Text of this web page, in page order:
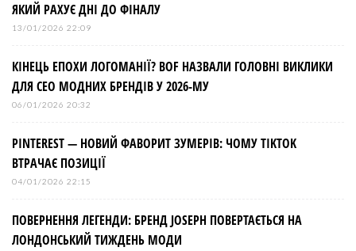
ЯКИЙ РАХУЄ ДНІ ДО ФІНАЛУ
13/01/2026 22:09
КІНЕЦЬ ЕПОХИ ЛОГОМАНІЇ? BOF НАЗВАЛИ ГОЛОВНІ ВИКЛИКИ
ДЛЯ СЕО МОДНИХ БРЕНДІВ У 2026-МУ
06/01/2026 20:32
PINTEREST — НОВИЙ ФАВОРИТ ЗУМЕРІВ: ЧОМУ TIKTOK
ВТРАЧАЄ ПОЗИЦІЇ
04/01/2026 22:15
ПОВЕРНЕННЯ ЛЕГЕНДИ: БРЕНД JOSEPH ПОВЕРТАЄТЬСЯ НА
ЛОНДОНСЬКИЙ ТИЖДЕНЬ МОДИ